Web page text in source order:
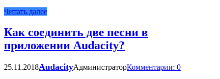
Читать далее
Как соединить две песни в
приложении Audacity?
25.11.2018AudacityАдминистраторКомментарии: 0